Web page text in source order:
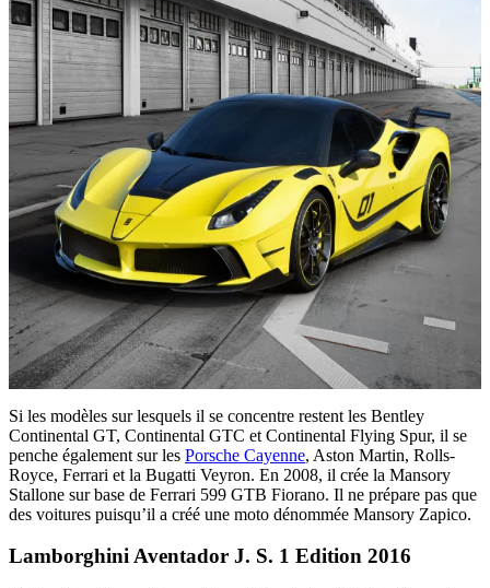
Si les modèles sur lesquels il se concentre restent les Bentley
Continental GT, Continental GTC et Continental Flying Spur, il se
penche également sur les Porsche Cayenne, Aston Martin, Rolls-
Royce, Ferrari et la Bugatti Veyron. En 2008, il crée la Mansory
Stallone sur base de Ferrari 599 GTB Fiorano. Il ne prépare pas que
des voitures puisqu’il a créé une moto dénommée Mansory Zapico.
Lamborghini Aventador J. S. 1 Edition 2016